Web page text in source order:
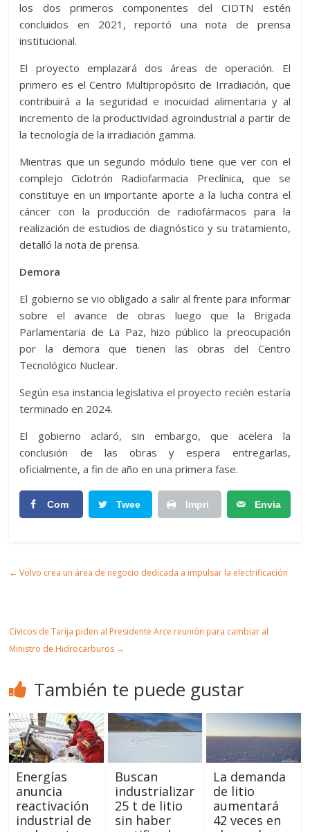
los dos primeros componentes del CIDTN estén
concluidos en 2021, reportó una nota de prensa
institucional.
El proyecto emplazará dos áreas de operación. El
primero es el Centro Multipropósito de Irradiación, que
contribuirá a la seguridad e inocuidad alimentaria y al
incremento de la productividad agroindustrial a partir de
la tecnología de la irradiación gamma.
Mientras que un segundo módulo tiene que ver con el
complejo Ciclotrón Radiofarmacia Preclínica, que se
constituye en un importante aporte a la lucha contra el
cáncer con la producción de radiofármacos para la
realización de estudios de diagnóstico y su tratamiento,
detalló la nota de prensa.
Demora
El gobierno se vio obligado a salir al frente para informar
sobre el avance de obras luego que la Brigada
Parlamentaria de La Paz, hizo público la preocupación
por la demora que tienen las obras del Centro
Tecnológico Nuclear.
Según esa instancia legislativa el proyecto recién estaría
terminado en 2024.
El gobierno aclaró, sin embargo, que acelera la
conclusión de las obras y espera entregarlas,
oficialmente, a fin de año en una primera fase.
Com Twee Impri Envia
ulo
← Volvo crea un área de negocio dedicada a impulsar la electrificación
Cívicos de Tarija piden al Presidente Arce reunión para cambiar al
Ministro de Hidrocarburos →
También te puede gustar
Energías
anuncia
reactivación
industrial de
Buscan
industrializar
25 t de litio
sin haber
La demanda
de litio
aumentará
42 veces en